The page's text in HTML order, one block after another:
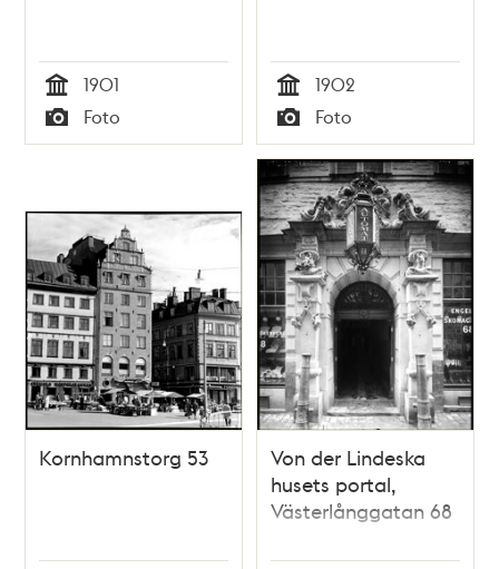
Tid
1901
Typ
Foto Tid
1902
Typ
Foto
Kornhamnstorg 53
Von der Lindeska
husets portal,
Västerlånggatan 68